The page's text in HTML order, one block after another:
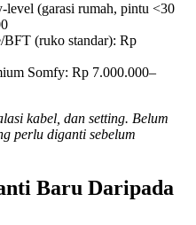
level (garasi rumah, pintu <30
BFT (ruko standar): Rp
Somfy: Rp 7.000.000–
kabel, dan setting. Belum
perlu diganti sebelum
Baru Daripada